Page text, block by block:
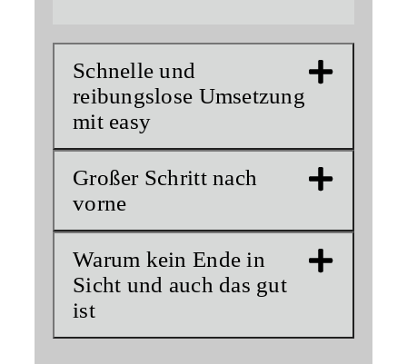
Schnelle und
reibungslose Umsetzung
mit easy
Großer Schritt nach
vorne
Warum kein Ende in
Sicht und auch das gut
ist